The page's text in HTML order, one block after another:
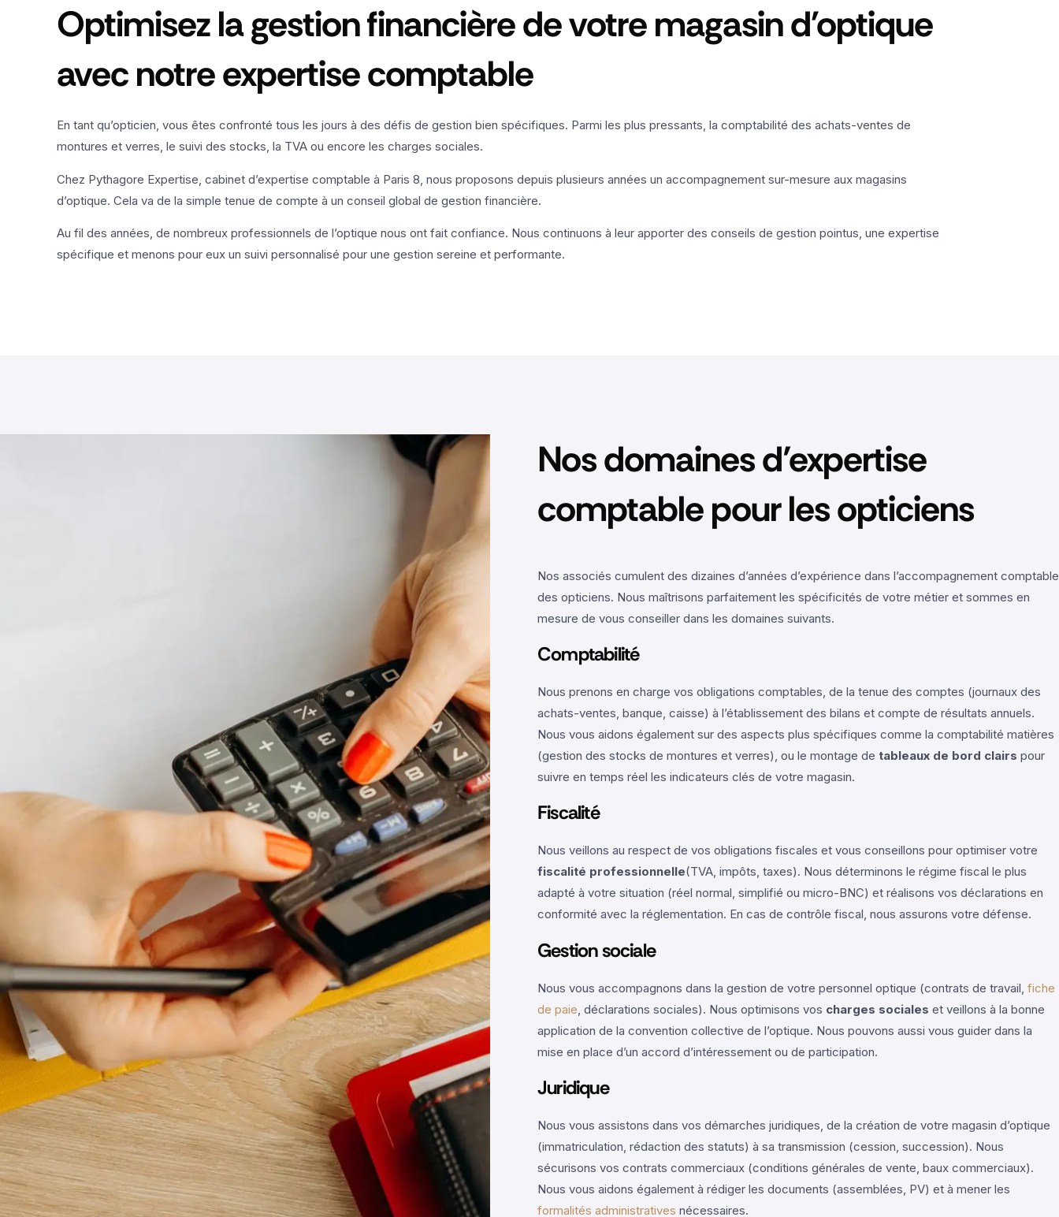
Optimisez la gestion financière de votre magasin d'optique
avec notre expertise comptable
En tant qu’opticien, vous êtes confronté tous les jours à des défis de gestion bien spécifiques. Parmi les plus pressants, la comptabilité des achats-ventes de
montures et verres, le suivi des stocks, la TVA ou encore les charges sociales.
Chez Pythagore Expertise, cabinet d’expertise comptable à Paris 8, nous proposons depuis plusieurs années un accompagnement sur-mesure aux magasins
d’optique. Cela va de la simple tenue de compte à un conseil global de gestion financière.
Au fil des années, de nombreux professionnels de l’optique nous ont fait confiance. Nous continuons à leur apporter des conseils de gestion pointus, une expertise
spécifique et menons pour eux un suivi personnalisé pour une gestion sereine et performante.
Nos domaines d’expertise
comptable pour les opticiens
Nos associés cumulent des dizaines d’années d’expérience dans l’accompagnement comptable
des opticiens. Nous maîtrisons parfaitement les spécificités de votre métier et sommes en
mesure de vous conseiller dans les domaines suivants.
Comptabilité
Nous prenons en charge vos obligations comptables, de la tenue des comptes (journaux des
achats-ventes, banque, caisse) à l’établissement des bilans et compte de résultats annuels.
Nous vous aidons également sur des aspects plus spécifiques comme la comptabilité matières
(gestion des stocks de montures et verres), ou le montage de tableaux de bord clairs pour
suivre en temps réel les indicateurs clés de votre magasin.
Fiscalité
Nous veillons au respect de vos obligations fiscales et vous conseillons pour optimiser votre
fiscalité professionnelle(TVA, impôts, taxes). Nous déterminons le régime fiscal le plus
adapté à votre situation (réel normal, simplifié ou micro-BNC) et réalisons vos déclarations en
conformité avec la réglementation. En cas de contrôle fiscal, nous assurons votre défense.
Gestion sociale
Nous vous accompagnons dans la gestion de votre personnel optique (contrats de travail, fiche
de paie , déclarations sociales). Nous optimisons vos charges sociales et veillons à la bonne
application de la convention collective de l’optique. Nous pouvons aussi vous guider dans la
mise en place d’un accord d’intéressement ou de participation.
Juridique
Nous vous assistons dans vos démarches juridiques, de la création de votre magasin d’optique
(immatriculation, rédaction des statuts) à sa transmission (cession, succession). Nous
sécurisons vos contrats commerciaux (conditions générales de vente, baux commerciaux).
Nous vous aidons également à rédiger les documents (assemblées, PV) et à mener les
formalités administratives nécessaires.